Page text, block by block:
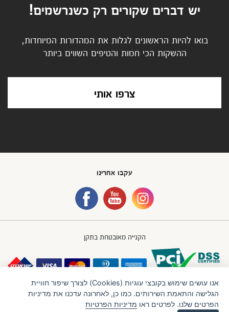
יש דברים שקורים רק כשנרשמים!
בואו להיות הראשונים לגלות את המהדורות המיוחדות,
ההשקות הכי חמות והטיפים השווים ביותר
צרפו אותי
עקבו אחרינו
הקנייה מאובטחת בתקן
אנו עושים שימוש בקובצי עוגיות (Cookies) לצורך שיפור חוויית
הגלישה והתאמת השירותים. כמו כן, לאחרונה עדכנו את מדיניות
הפרטים שלנו. לפרטים ראו מדיניות הפרטיות